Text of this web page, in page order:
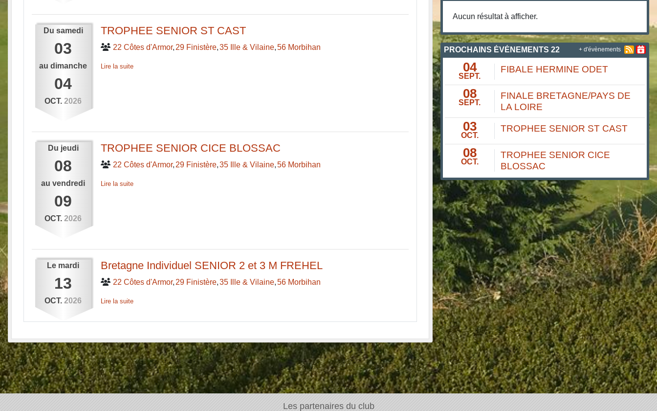
Du samedi
03
audimanche
04
OCT. 2026
TROPHEE SENIOR ST CAST
22 Côtes d'Armor 29 Finistère 35 Ille & Vilaine 56 Morbihan
Lire la suite
Du jeudi
08
auvendredi
09
OCT. 2026
TROPHEE SENIOR CICE BLOSSAC
22 Côtes d'Armor 29 Finistère 35 Ille & Vilaine 56 Morbihan
Lire la suite
Le mardi
13
OCT. 2026
Bretagne Individuel SENIOR 2 et 3 M FREHEL
22 Côtes d'Armor 29 Finistère 35 Ille & Vilaine 56 Morbihan
Lire la suite
Aucun résultat à afficher.
PROCHAINS ÉVÉNEMENTS 22
04
SEPT.
FIBALE HERMINE ODET
08
SEPT.
FINALE BRETAGNE/PAYS DE
LA LOIRE
03
OCT.
TROPHEE SENIOR ST CAST
08
OCT.
TROPHEE SENIOR CICE
BLOSSAC
+ d'évènements
Les partenaires du club